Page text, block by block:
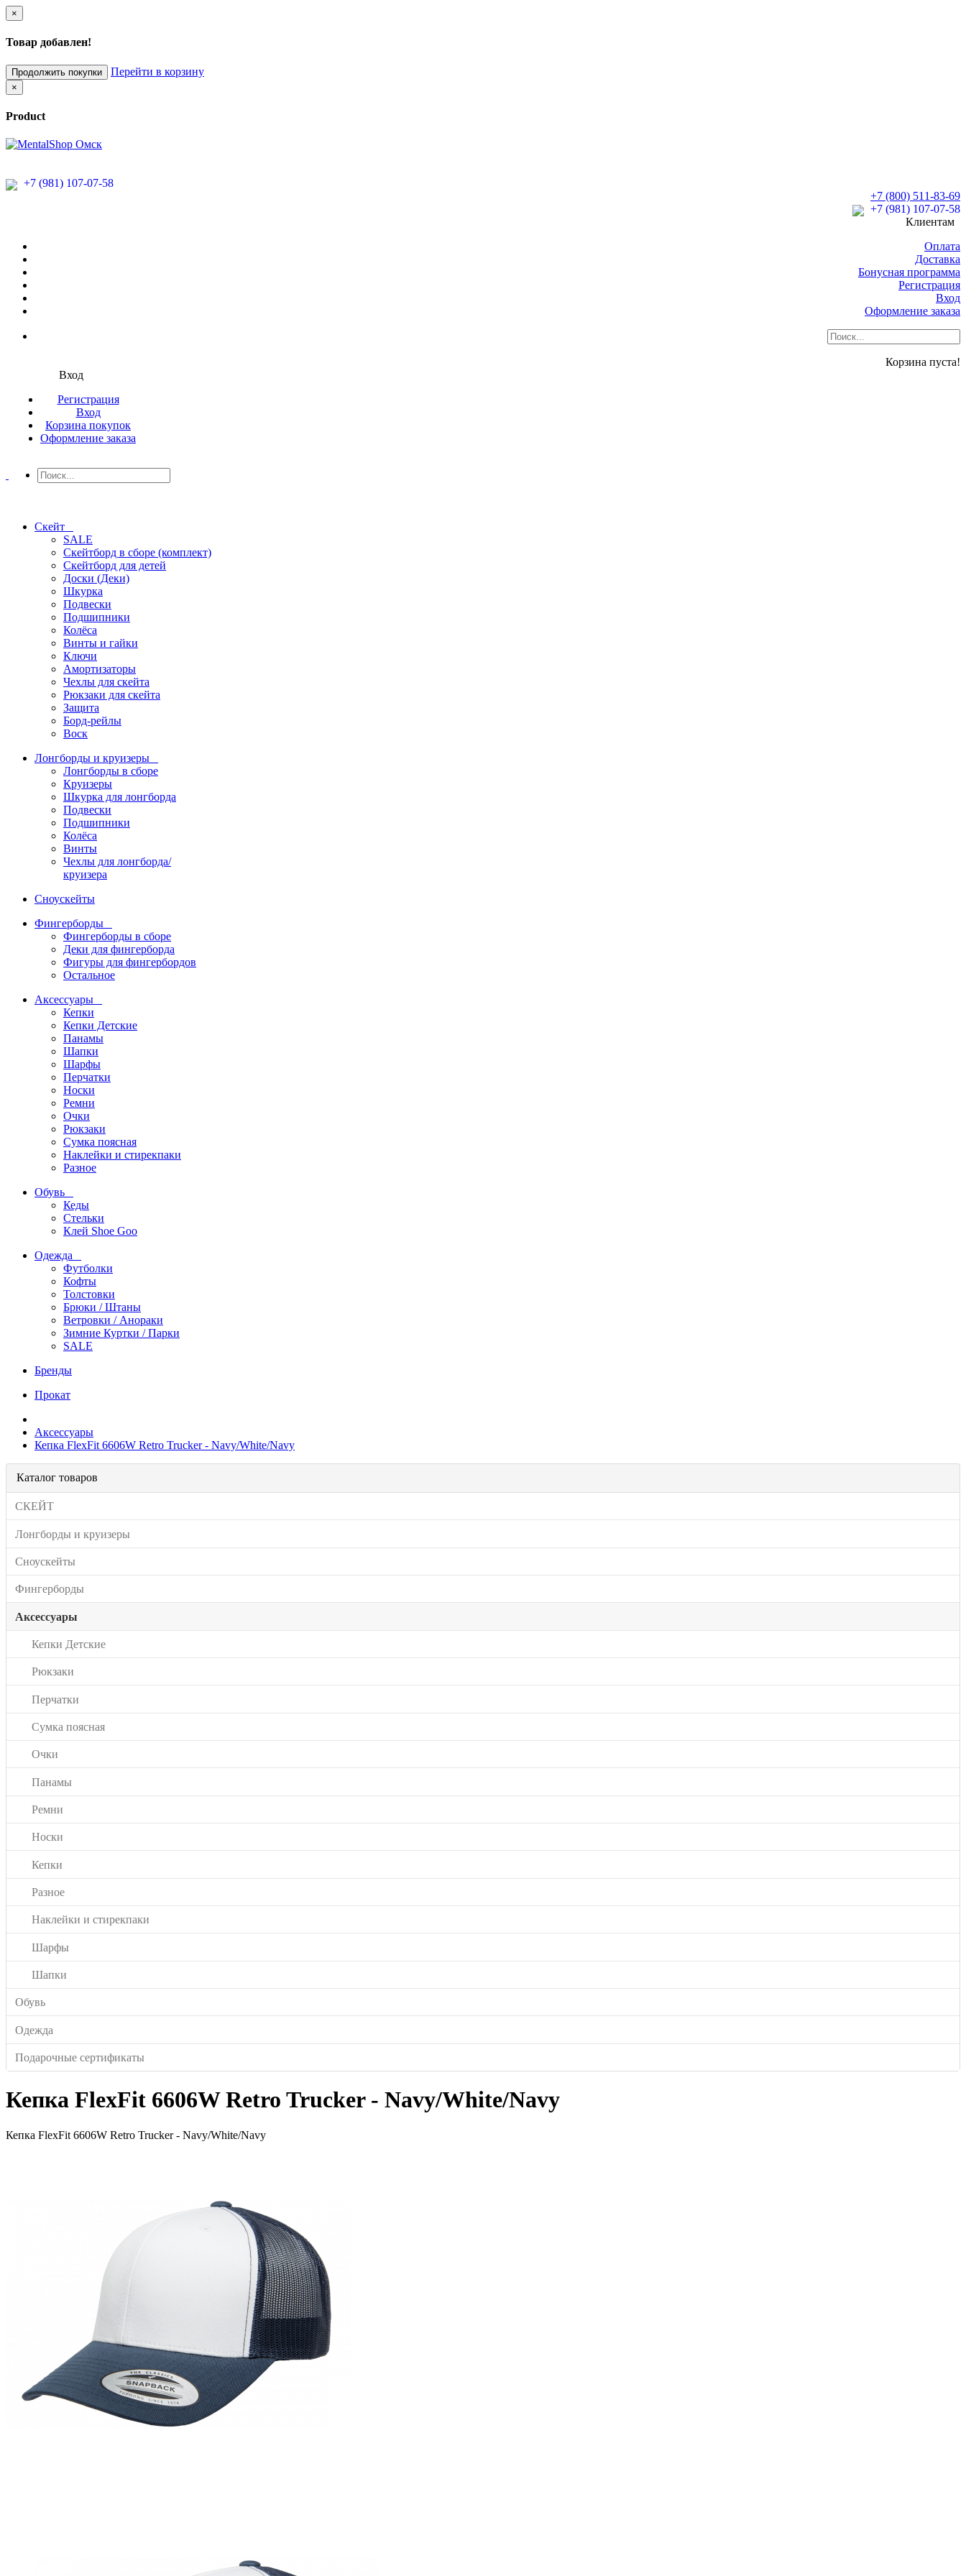
×
Товар добавлен!
Продолжить покупки Перейти в корзину
×
Product
+7 (981) 107-07-58
+7 (800) 511-83-69
+7 (981) 107-07-58
Клиентам
Оплата
Доставка
Бонусная программа
Регистрация
Вход
Оформление заказа
Корзина пуста!
Вход
Регистрация
Вход
Корзина покупок
Оформление заказа
Скейт
SALE
Скейтборд в сборе (комплект)
Скейтборд для детей
Доски (Деки)
Шкурка
Подвески
Подшипники
Колёса
Винты и гайки
Ключи
Амортизаторы
Чехлы для скейта
Рюкзаки для скейта
Защита
Борд-рейлы
Воск
Лонгборды и круизеры
Лонгборды в сборе
Круизеры
Шкурка для лонгборда
Подвески
Подшипники
Колёса
Винты
Чехлы для лонгборда/
круизера
Сноускейты
Фингерборды
Фингерборды в сборе
Деки для фингерборда
Фигуры для фингербордов
Остальное
Аксессуары
Кепки
Кепки Детские
Панамы
Шапки
Шарфы
Перчатки
Носки
Ремни
Очки
Рюкзаки
Сумка поясная
Наклейки и стирекпаки
Разное
Обувь
Кеды
Стельки
Клей Shoe Goo
Одежда
Футболки
Кофты
Толстовки
Брюки / Штаны
Ветровки / Анораки
Зимние Куртки / Парки
SALE
Бренды
Прокат
Аксессуары
Кепка FlexFit 6606W Retro Trucker - Navy/White/Navy
Каталог товаров
СКЕЙТ
Лонгборды и круизеры
Сноускейты
Фингерборды
Аксессуары
Кепки Детские
Рюкзаки
Перчатки
Сумка поясная
Очки
Панамы
Ремни
Носки
Кепки
Разное
Наклейки и стирекпаки
Шарфы
Шапки
Обувь
Одежда
Подарочные сертификаты
Кепка FlexFit 6606W Retro Trucker - Navy/White/Navy
Кепка FlexFit 6606W Retro Trucker - Navy/White/Navy